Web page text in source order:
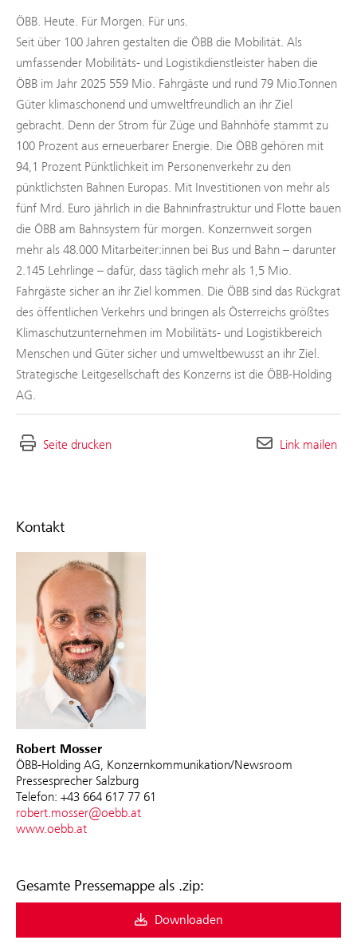
Kontakt
Robert Mosser
ÖBB-Holding AG, Konzernkommunikation/Newsroom
Pressesprecher Salzburg
Telefon: +43 664 617 77 61
robert.mosser@oebb.at
www.oebb.at
Gesamte Pressemappe als .zip:
Downloaden
ÖBB. Heute. Für Morgen. Für uns.
Seit über 100 Jahren gestalten die ÖBB die Mobilität. Als
umfassender Mobilitäts- und Logistikdienstleister haben die
ÖBB im Jahr 2025 559 Mio. Fahrgäste und rund 79 Mio.Tonnen
Güter klimaschonend und umweltfreundlich an ihr Ziel
gebracht. Denn der Strom für Züge und Bahnhöfe stammt zu
100 Prozent aus erneuerbarer Energie. Die ÖBB gehören mit
94,1 Prozent Pünktlichkeit im Personenverkehr zu den
pünktlichsten Bahnen Europas. Mit Investitionen von mehr als
fünf Mrd. Euro jährlich in die Bahninfrastruktur und Flotte bauen
die ÖBB am Bahnsystem für morgen. Konzernweit sorgen
mehr als 48.000 Mitarbeiter:innen bei Bus und Bahn – darunter
2.145 Lehrlinge – dafür, dass täglich mehr als 1,5 Mio.
Fahrgäste sicher an ihr Ziel kommen. Die ÖBB sind das Rückgrat
des öffentlichen Verkehrs und bringen als Österreichs größtes
Klimaschutzunternehmen im Mobilitäts- und Logistikbereich
Menschen und Güter sicher und umweltbewusst an ihr Ziel.
Strategische Leitgesellschaft des Konzerns ist die ÖBB-Holding
AG.
Seite drucken Link mailen